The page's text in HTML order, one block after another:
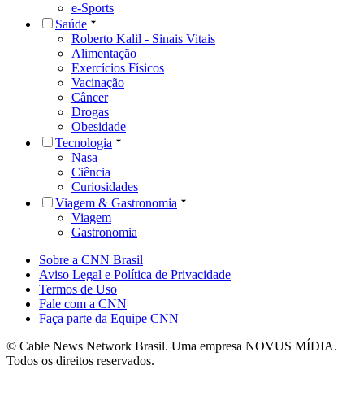
e-Sports
Saúde
Roberto Kalil - Sinais Vitais
Alimentação
Exercícios Físicos
Vacinação
Câncer
Drogas
Obesidade
Tecnologia
Nasa
Ciência
Curiosidades
Viagem & Gastronomia
Viagem
Gastronomia
Sobre a CNN Brasil
Aviso Legal e Política de Privacidade
Termos de Uso
Fale com a CNN
Faça parte da Equipe CNN
© Cable News Network Brasil. Uma empresa NOVUS MÍDIA.
Todos os direitos reservados.